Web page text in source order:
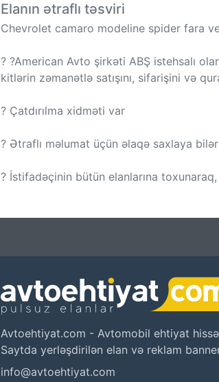
Elanın ətraflı təsviri
Chevrolet camaro modeline spider fara
? ?American Avto şirkəti ABŞ istehsalı
kitlərin zəmanətlə satışını, sifarişini və
? Çatdırılma xidməti var
? Ətraflı məlumat üçün əlaqə saxlaya
? İstifadəçinin bütün elanlarına
Avtoehtiyat.com - Avtomobil ehtiyat
Saytda yerləşdirilən elan və reklam
info@avtoehtiyat.com